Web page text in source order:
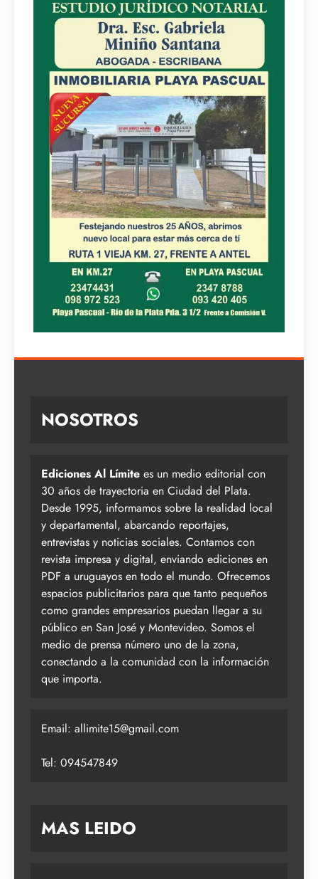
NOSOTROS
Ediciones Al Límite es un medio editorial con
30 años de trayectoria en Ciudad del Plata.
Desde 1995, informamos sobre la realidad local
y departamental, abarcando reportajes,
entrevistas y noticias sociales. Contamos con
revista impresa y digital, enviando ediciones en
PDF a uruguayos en todo el mundo. Ofrecemos
espacios publicitarios para que tanto pequeños
como grandes empresarios puedan llegar a su
público en San José y Montevideo. Somos el
medio de prensa número uno de la zona,
conectando a la comunidad con la información
que importa.
Email: allimite15@gmail.com
Tel: 094547849
MAS LEIDO